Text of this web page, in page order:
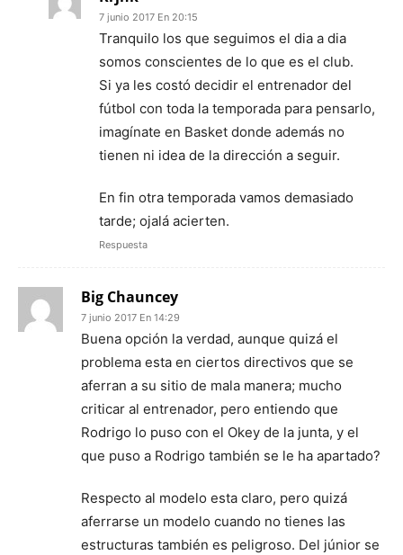
7 junio 2017 En 20:15
Tranquilo los que seguimos el dia a dia
somos conscientes de lo que es el club.
Si ya les costó decidir el entrenador del
fútbol con toda la temporada para pensarlo,
imagínate en Basket donde además no
tienen ni idea de la dirección a seguir.
En fin otra temporada vamos demasiado
tarde; ojalá acierten.
Respuesta
Big Chauncey
7 junio 2017 En 14:29
Buena opción la verdad, aunque quizá el
problema esta en ciertos directivos que se
aferran a su sitio de mala manera; mucho
criticar al entrenador, pero entiendo que
Rodrigo lo puso con el Okey de la junta, y el
que puso a Rodrigo también se le ha apartado?
Respecto al modelo esta claro, pero quizá
aferrarse un modelo cuando no tienes las
estructuras también es peligroso. Del júnior se